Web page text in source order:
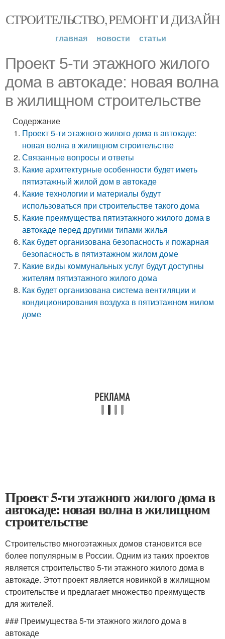
СТРОИТЕЛЬСТВО, РЕМОНТ И ДИЗАЙН
главная новости статьи
Проект 5-ти этажного жилого
дома в автокаде: новая волна
в жилищном строительстве
Содержание
Проект 5-ти этажного жилого дома в автокаде:
новая волна в жилищном строительстве
Связанные вопросы и ответы
Какие архитектурные особенности будет иметь
пятиэтажный жилой дом в автокаде
Какие технологии и материалы будут
использоваться при строительстве такого дома
Какие преимущества пятиэтажного жилого дома в
автокаде перед другими типами жилья
Как будет организована безопасность и пожарная
безопасность в пятиэтажном жилом доме
Какие виды коммунальных услуг будут доступны
жителям пятиэтажного жилого дома
Как будет организована система вентиляции и
кондиционирования воздуха в пятиэтажном жилом
доме
Проект 5-ти этажного жилого дома в
автокаде: новая волна в жилищном
строительстве
Строительство многоэтажных домов становится все
более популярным в России. Одним из таких проектов
является строительство 5-ти этажного жилого дома в
автокаде. Этот проект является новинкой в жилищном
строительстве и предлагает множество преимуществ
для жителей.
### Преимущества 5-ти этажного жилого дома в
автокаде